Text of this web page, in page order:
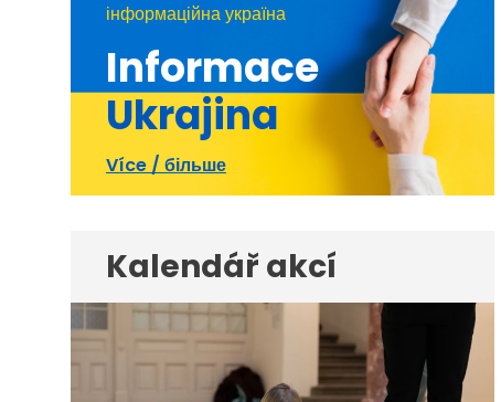
інформаційна україна
Informace
Ukrajina
Více / більше
Kalendář akcí